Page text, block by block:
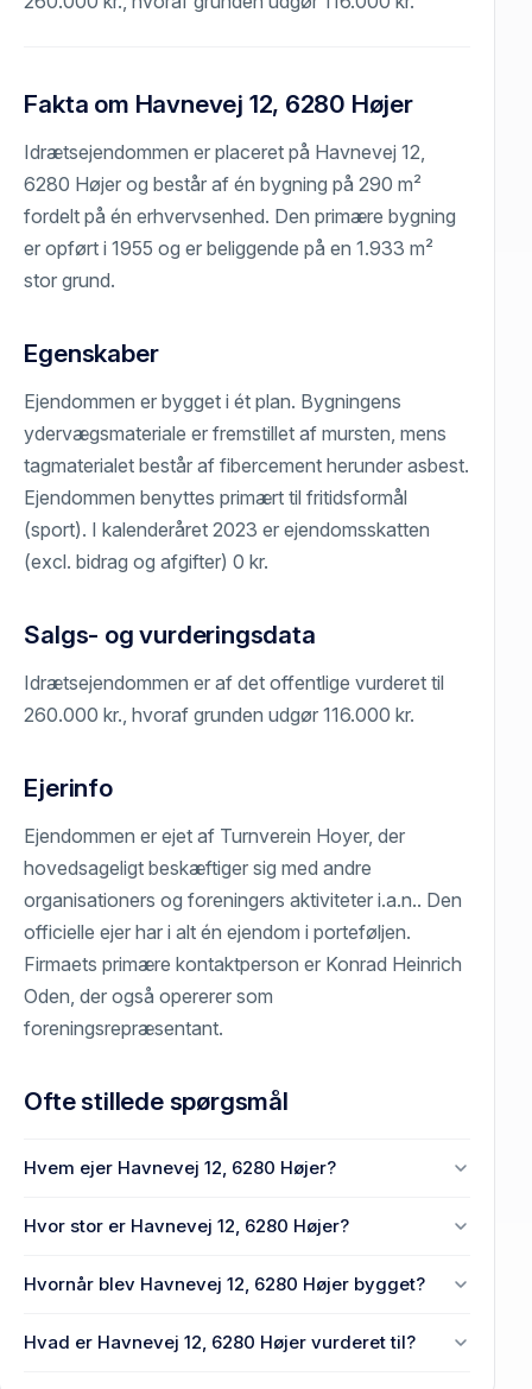
Fakta om Havnevej 12, 6280 Højer
Idrætsejendommen er placeret på Havnevej 12,
6280 Højer og består af én bygning på 290 m²
fordelt på én erhvervsenhed. Den primære bygning
er opført i 1955 og er beliggende på en 1.933 m²
stor grund.
Egenskaber
Ejendommen er bygget i ét plan. Bygningens
ydervægsmateriale er fremstillet af mursten, mens
tagmaterialet består af fibercement herunder asbest.
Ejendommen benyttes primært til fritidsformål
(sport). I kalenderåret 2023 er ejendomsskatten
(excl. bidrag og afgifter) 0 kr.
Salgs- og vurderingsdata
Idrætsejendommen er af det offentlige vurderet til
260.000 kr., hvoraf grunden udgør 116.000 kr.
Ejerinfo
Ejendommen er ejet af Turnverein Hoyer, der
hovedsageligt beskæftiger sig med andre
organisationers og foreningers aktiviteter i.a.n.. Den
officielle ejer har i alt én ejendom i porteføljen.
Firmaets primære kontaktperson er Konrad Heinrich
Oden, der også opererer som
foreningsrepræsentant.
Ofte stillede spørgsmål
Hvem ejer Havnevej 12, 6280 Højer?
Hvor stor er Havnevej 12, 6280 Højer?
Ejendommens BBR-areal er 290 m² på Havnevej 12,
Hvornår blev Havnevej 12, 6280 Højer bygget?
Hvad er Havnevej 12, 6280 Højer vurderet til?